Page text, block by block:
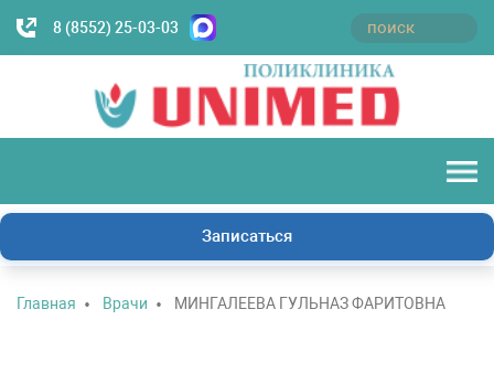
8 (8552) 25-03-03
Записаться
Главная Врачи МИНГАЛЕЕВА ГУЛЬНАЗ ФАРИТОВНА